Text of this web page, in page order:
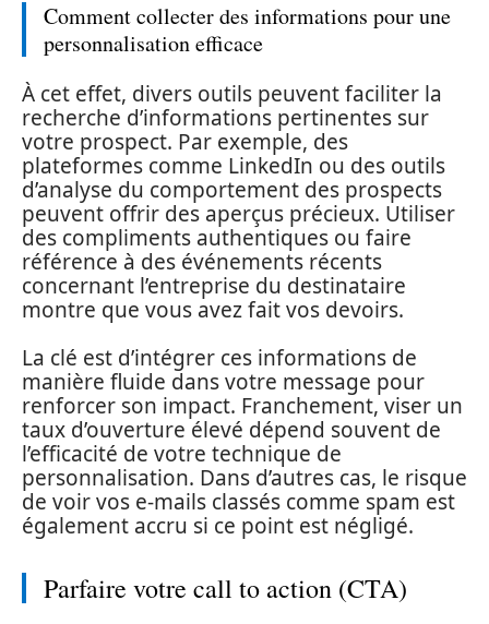
Comment collecter des informations pour une
personnalisation efficace
À cet effet, divers outils peuvent faciliter la
recherche d’informations pertinentes sur
votre prospect. Par exemple, des
plateformes comme LinkedIn ou des outils
d’analyse du comportement des prospects
peuvent offrir des aperçus précieux. Utiliser
des compliments authentiques ou faire
référence à des événements récents
concernant l’entreprise du destinataire
montre que vous avez fait vos devoirs.
La clé est d’intégrer ces informations de
manière fluide dans votre message pour
renforcer son impact. Franchement, viser un
taux d’ouverture élevé dépend souvent de
l’efficacité de votre technique de
personnalisation. Dans d’autres cas, le risque
de voir vos e-mails classés comme spam est
également accru si ce point est négligé.
Parfaire votre call to action (CTA)